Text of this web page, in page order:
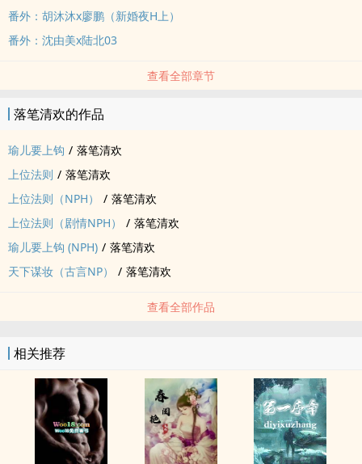
番外：胡沐沐x廖鹏（新婚夜H上）
番外：沈由美x陆北03
查看全部章节
落笔清欢的作品
瑜儿要上钩 / 落笔清欢
上位法则 / 落笔清欢
上位法则（NPH）
/ 落笔清欢
上位法则（剧情NPH）
/ 落笔清欢
瑜儿要上钩 (NPH) / 落笔清欢
天下谋妆（古言NP）
/ 落笔清欢
查看全部作品
相关推荐